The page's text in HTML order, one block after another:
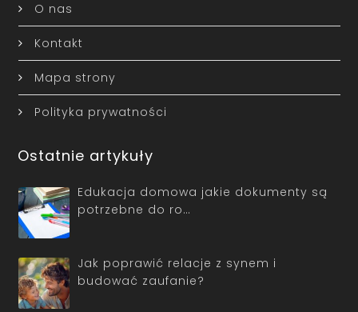
O nas
Kontakt
Mapa strony
Polityka prywatności
Ostatnie artykuły
Edukacja domowa jakie dokumenty są
potrzebne do ro…
Jak poprawić relacje z synem i
budować zaufanie?